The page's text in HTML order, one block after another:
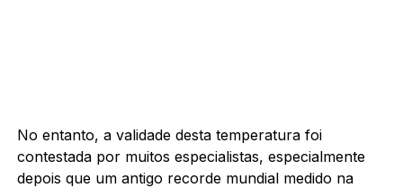
No entanto, a validade desta temperatura foi
contestada por muitos especialistas, especialmente
depois que um antigo recorde mundial medido na